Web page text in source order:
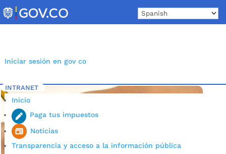
to
content
Iniciar sesión en gov co
INTRANET
Inicio
Paga tus impuestos
Noticias
Transparencia y acceso a la información pública
Inicio 5 Etiqueta: ICFES